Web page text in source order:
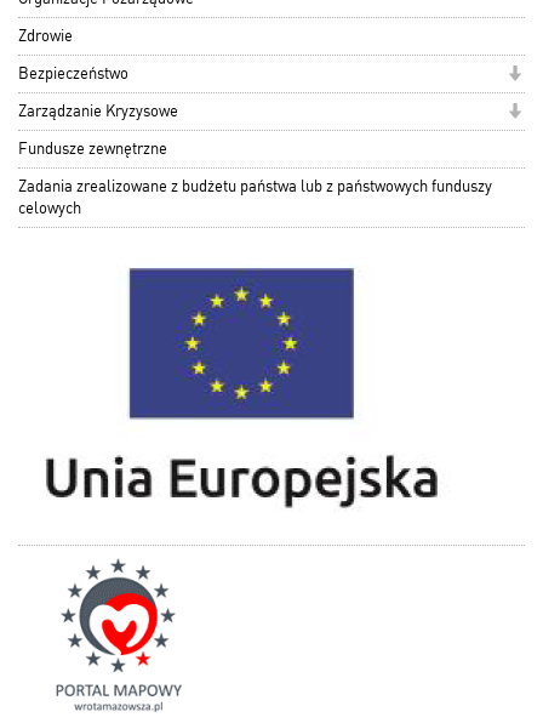
Zdrowie
Bezpieczeństwo
Zarządzanie Kryzysowe
Fundusze zewnętrzne
Zadania zrealizowane z budżetu państwa lub z państwowych funduszy
celowych